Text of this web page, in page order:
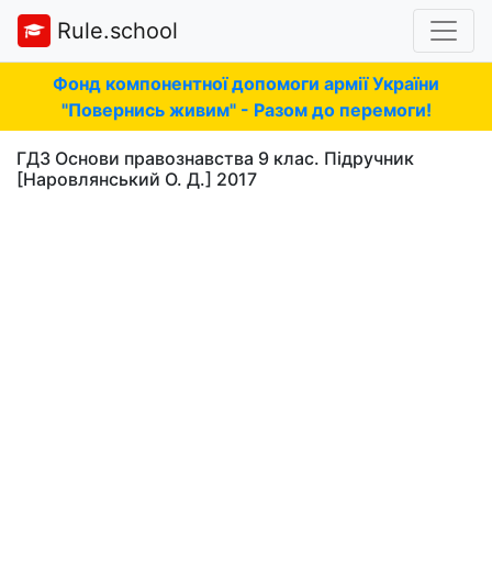
Rule.school
Фонд компонентної допомоги армії України
"Повернись живим" - Разом до перемоги!
ГДЗ Основи правознавства 9 клас. Підручник
[Наровлянський О. Д.] 2017